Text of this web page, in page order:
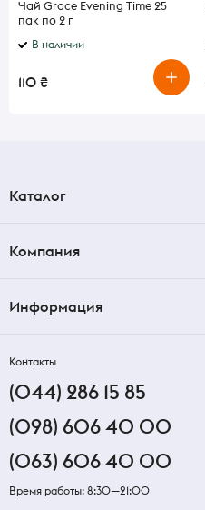
Чай Grace Evening Time 25
пак по 2 г
В наличии
110 ₴
Каталог
Компания
Информация
Контакты
(044) 286 15 85
(098) 606 40 00
(063) 606 40 00
Время работы: 8:30—21:00